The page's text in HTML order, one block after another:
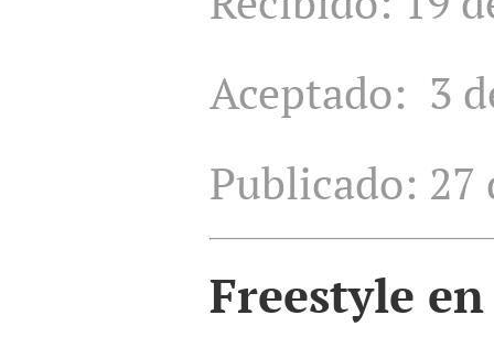
Aceptado: 3
Publicado: 27
Freestyle